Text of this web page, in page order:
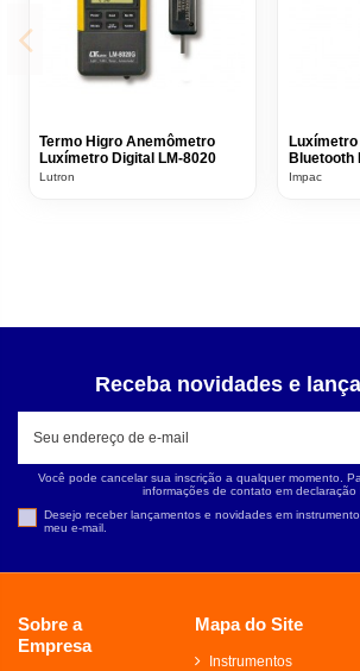
Termo Higro Anemômetro
Luxímetro Digital LM-8020
Lutron
Bluetooth
Impac
Receba novidades e
Você pode cancelar sua inscrição a qualquer momento.
informações de contato em declaração
Desejo receber lançamentos e novidades em
meu e-mail.
Sobre a
Empresa
Mapa do Site
Instrumentos